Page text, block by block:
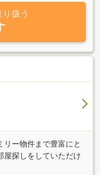
扱う
ー物件まで豊富にと
屋探しをしていただけ
お気軽にご相談下さ